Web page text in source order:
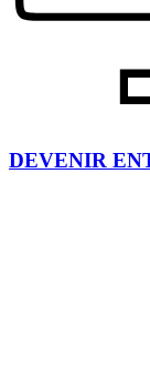
DEVENIR